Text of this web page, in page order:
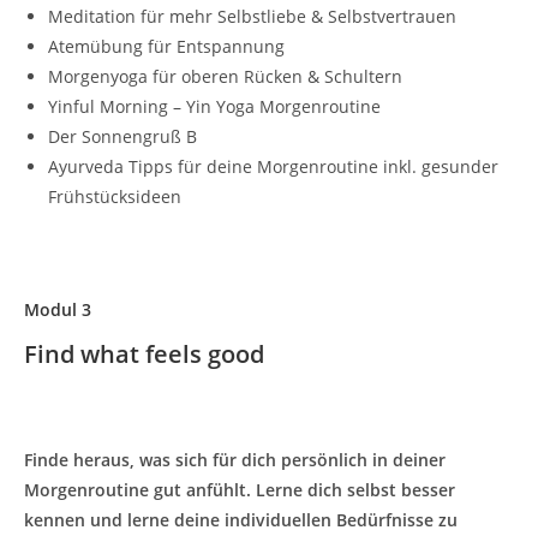
Meditation für mehr Selbstliebe & Selbstvertrauen
Atemübung für Entspannung
Morgenyoga für oberen Rücken & Schultern
Yinful Morning – Yin Yoga Morgenroutine
Der Sonnengruß B
Ayurveda Tipps für deine Morgenroutine inkl. gesunder
Frühstücksideen
Modul 3
Find what feels good
Finde heraus, was sich für dich persönlich in deiner
Morgenroutine gut anfühlt. Lerne dich selbst besser
kennen und lerne deine individuellen Bedürfnisse zu